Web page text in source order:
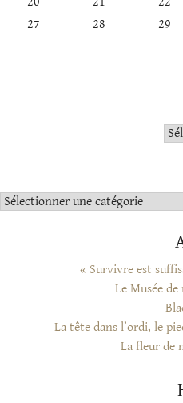
27
28 29
Catégories
« Survivre est
Le Musée
La tête dans l’ordi, le
La fleur de